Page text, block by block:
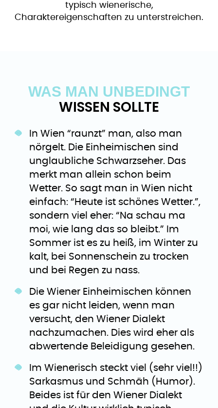
typisch wienerische,
Charaktereigenschaften zu unterstreichen.
WAS MAN UNBEDINGT
WISSEN SOLLTE
In Wien “raunzt” man, also man
nörgelt. Die Einheimischen sind
unglaubliche Schwarzseher. Das
merkt man allein schon beim
Wetter. So sagt man in Wien nicht
einfach: “Heute ist schönes Wetter.”,
sondern viel eher: “Na schau ma
moi, wie lang das so bleibt.” Im
Sommer ist es zu heiß, im Winter zu
kalt, bei Sonnenschein zu trocken
und bei Regen zu nass.
Die Wiener Einheimischen können
es gar nicht leiden, wenn man
versucht, den Wiener Dialekt
nachzumachen. Dies wird eher als
abwertende Beleidigung gesehen.
Im Wienerisch steckt viel (sehr viel!!)
Sarkasmus und Schmäh (Humor).
Beides ist für den Wiener Dialekt